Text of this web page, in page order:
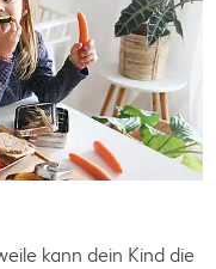
kann dein Kind die